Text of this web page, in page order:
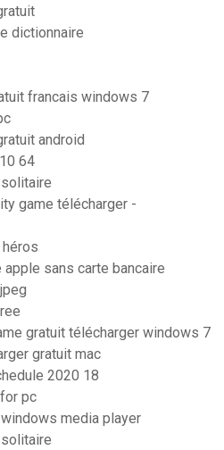
dictionnaire
francais windows 7
android
64
game télécharger -
sans carte bancaire
gratuit télécharger windows 7
gratuit mac
2020 18
pc
media player